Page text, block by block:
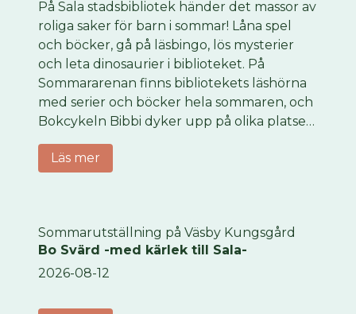
På Sala stadsbibliotek händer det massor av
roliga saker för barn i sommar! Låna spel
och böcker, gå på läsbingo, lös mysterier
och leta dinosaurier i biblioteket. På
Sommararenan finns bibliotekets läshörna
med serier och böcker hela sommaren, och
Bokcykeln Bibbi dyker upp på olika platser i
Sala med pyssel, ansiktsmålning och annat
kul. Torsdag 6 augusti kl. 12-15 är vi på
Läs mer
2026-08-12
Bo Svärd -med kärlek till Sala-
Sommarutställning på Väsby Kungsgård